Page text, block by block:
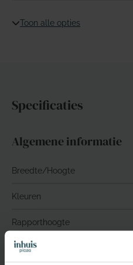
Toon alle opties
Specificaties
Algemene informatie
Breedte/Hoogte
Kleuren
Rapporthoogte
Rapportbreedte